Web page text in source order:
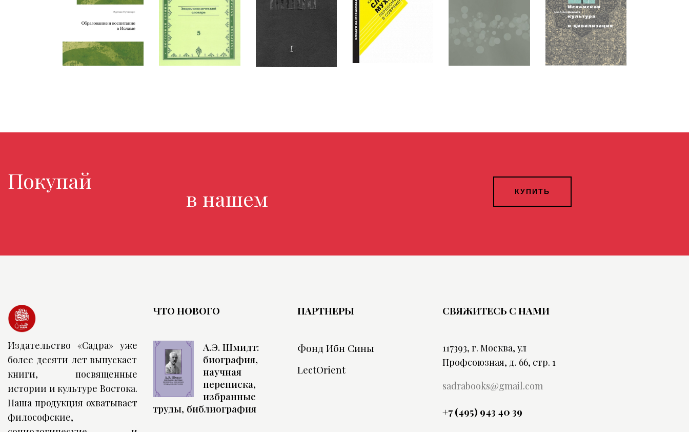
Покупайте любимы
в нашем магазин КУПИТЬ
Издательство «Садра» уже
более десяти лет выпускает
книги, посвященные
истории и культуре Востока.
Наша продукция охватывает
философские,
ЧТО НОВОГО
А.Э. Шмидт:
биография,
научная
переписка,
избранные
труды, библиография
ПАРТНЕРЫ
Фонд Ибн Сины
LectOrient
СВЯЖИТЕСЬ С НАМИ
117393, г. Москва, ул
Профсоюзная, д. 66, стр. 1
sadrabooks@gmail.com
+7 (495) 943 40 39